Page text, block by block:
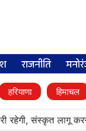
राजनीति
हरियाणा हिमाचल
संस्कृत लागू करने